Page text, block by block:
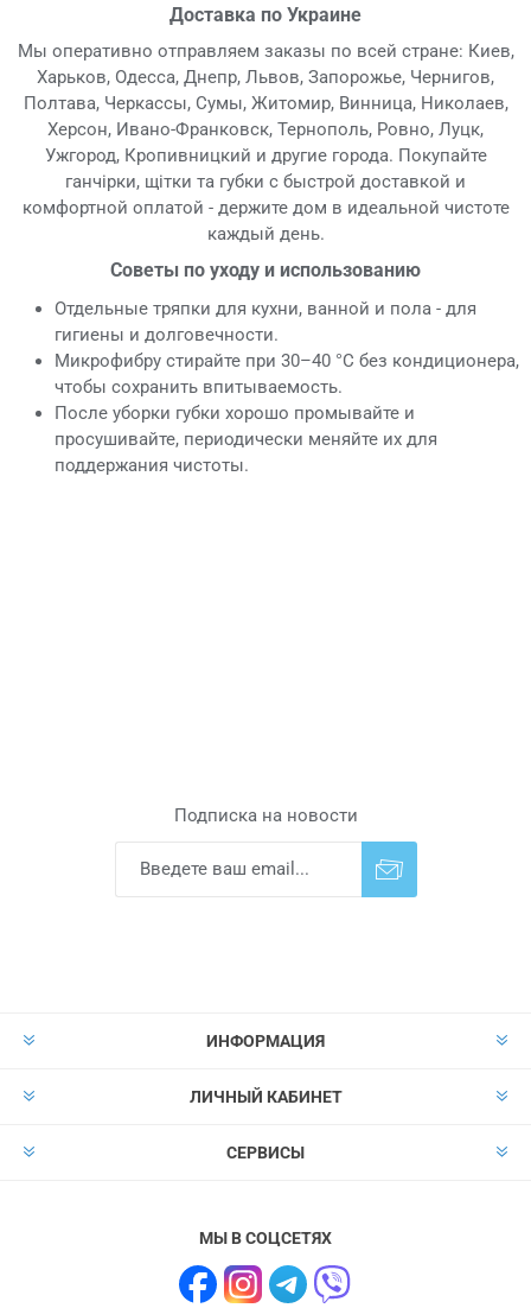
Доставка по Украине
Мы оперативно отправляем заказы по всей стране: Киев,
Харьков, Одесса, Днепр, Львов, Запорожье, Чернигов,
Полтава, Черкассы, Сумы, Житомир, Винница, Николаев,
Херсон, Ивано-Франковск, Тернополь, Ровно, Луцк,
Ужгород, Кропивницкий и другие города. Покупайте
ганчірки, щітки та губки с быстрой доставкой и
комфортной оплатой - держите дом в идеальной чистоте
каждый день.
Советы по уходу и использованию
Отдельные тряпки для кухни, ванной и пола - для
гигиены и долговечности.
Микрофибру стирайте при 30–40 °C без кондиционера,
чтобы сохранить впитываемость.
После уборки губки хорошо промывайте и
просушивайте, периодически меняйте их для
поддержания чистоты.
Подписка на новости
ИНФОРМАЦИЯ
ЛИЧНЫЙ КАБИНЕТ
СЕРВИСЫ
МЫ В СОЦСЕТЯХ